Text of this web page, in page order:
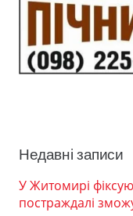
Недавні записи
У Житомирі
постраждалі